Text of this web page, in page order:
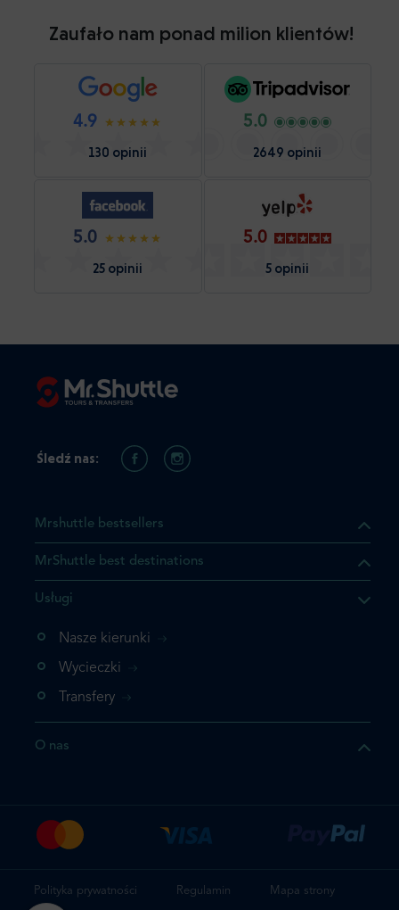
Zaufało nam ponad milion klientów!
4.9
130 opinii
5.0
2649 opinii
5.0
25 opinii
5.0
5 opinii
Mrshuttle bestsellers
MrShuttle best destinations
Usługi
Nasze kierunki
Wycieczki
Transfery
O nas
Śledź nas:
Polityka prywatności Regulamin Mapa strony